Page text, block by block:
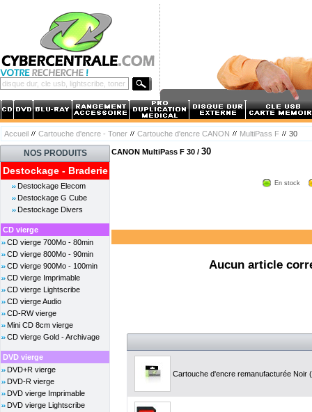
Accueil Cartouche d'encre - Toner Cartouche d'encre CANON MultiPass F 30
NOS PRODUITS
Destockage - Braderie
Destockage Elecom
Destockage G Cube
Destockage Divers
CD vierge
CD vierge 700Mo - 80min
CD vierge 800Mo - 90min
CD vierge 900Mo - 100min
CD vierge Imprimable
CD vierge Lightscribe
CD vierge Audio
CD-RW vierge
Mini CD 8cm vierge
CD vierge Gold - Archivage
DVD vierge
DVD+R vierge
DVD-R vierge
DVD vierge Imprimable
DVD vierge Lightscribe
CANON MultiPass F 30 / 30
En stock
Aucun article
Cartouche d'encre remanufacturée Noir